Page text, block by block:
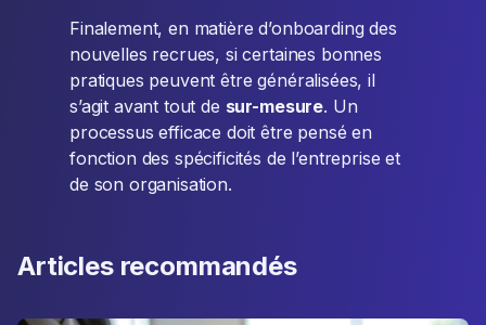
Finalement, en matière d’onboarding des
nouvelles recrues, si certaines bonnes
pratiques peuvent être généralisées, il
s’agit avant tout de sur-mesure. Un
processus efficace doit être pensé en
fonction des spécificités de l’entreprise et
de son organisation.
Articles recommandés